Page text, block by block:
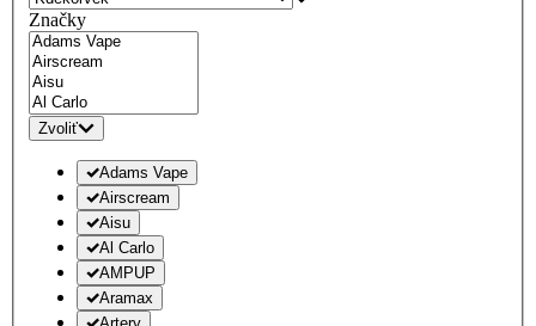
Značky
Zvoliť
Adams Vape
Airscream
Aisu
Al Carlo
AMPUP
Aramax